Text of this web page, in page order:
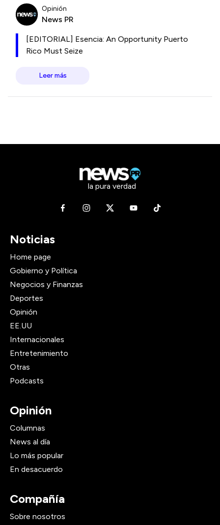
Opinión
News PR
[EDITORIAL] Esencia: An Opportunity Puerto
Rico Must Seize
Leer más
la pura verdad
Noticias
Home page
Gobierno y Política
Negocios y Finanzas
Deportes
Opinión
EE.UU
Internacionales
Entretenimiento
Otras
Podcasts
Opinión
Columnas
News al día
Lo más popular
En desacuerdo
Compañía
Sobre nosotros